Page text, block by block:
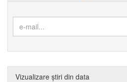
Vizualizare știri din data